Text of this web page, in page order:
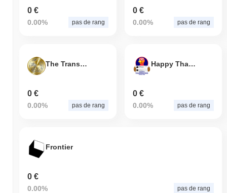
0 €
0.00% pas de rang
0 €
0.00% pas de rang
The Transplant Coin v3
0 €
0.00% pas de rang
Happy Thanksgiving
0 €
0.00% pas de rang
Frontier
0 €
0.00% pas de rang